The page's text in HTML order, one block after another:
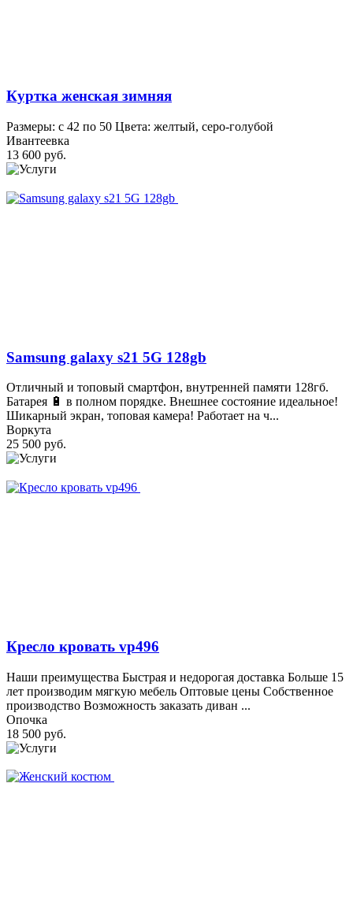
Куртка женская зимняя
Размеры: с 42 по 50 Цвета: желтый, серо-голубой
Ивантеевка
13 600 руб.
Samsung galaxy s21 5G 128gb
Отличный и топовый смартфон, внутренней памяти 128гб.
Батарея 🔋 в полном порядке. Внешнее состояние идеальное!
Шикарный экран, топовая камера! Работает на ч...
Воркута
25 500 руб.
Кресло кровать vp496
Наши преимущества Быстрая и недорогая доставка Больше 15
лет производим мягкую мебель Оптовые цены Собственное
производство Возможность заказать диван ...
Опочка
18 500 руб.